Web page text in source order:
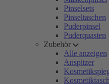
Pinselsets
Pinseltaschen
Puderpinsel
Puderquasten
Zubehör
Alle anzeigen
Anspitzer